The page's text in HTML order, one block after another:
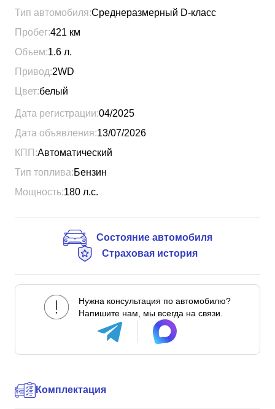
Тип автомобиля:Среднеразмерный D-класс
Пробег:421 км
Объем:1.6 л.
Привод:2WD
Цвет:белый
Дата регистрации:04/2025
Дата объявления:13/07/2026
КПП:Автоматический
Тип топлива:Бензин
Мощность:180 л.с.
Состояние автомобиля
Страховая история
Нужна консультация по автомобилю?
Напишите нам, мы всегда на связи.
Комплектация